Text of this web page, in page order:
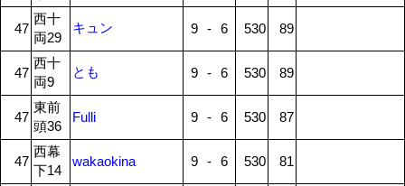
47
西十
両29
キュン 9 - 6 530 89
47
西十
両9
とも 9 - 6 530 89
47
東前
頭36
Fulli 9 - 6 530 87
47
西幕
下14
wakaokina 9 - 6 530 81